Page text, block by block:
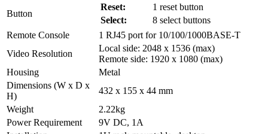
Button
Reset:
1 reset button
Select:
8 select buttons
Remote Console
1 RJ45 port for 10/100/1000BASE-T
Video Resolution
Local side: 2048 x 1536 (max)
Remote side: 1920 x 1080 (max)
Housing
Metal
Dimensions (W x D x
H)
432 x 155 x 44 mm
Weight
2.22kg
Power Requirement
9V DC, 1A